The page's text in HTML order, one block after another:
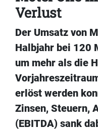
Verlust
Der Umsatz von
Halbjahr bei 120
um mehr als die
erlöst werden
Zinsen, Steuern,
(EBITDA) sank